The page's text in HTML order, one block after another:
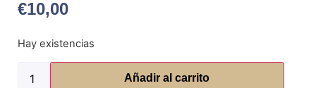
€10,00
Hay existencias
Añadir al carrito